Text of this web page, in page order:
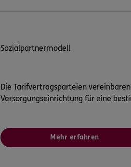
Sozialpartnermodell
Die Tarifvertragsparteien
Versorgungseinrichtung für eine
Mehr erfahren